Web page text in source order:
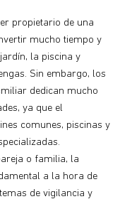
propietario de una
mucho tiempo y
la piscina y
Sin embargo, los
dedican mucho
ya que el
comunes, piscinas y
o familia, la
a la hora de
de vigilancia y